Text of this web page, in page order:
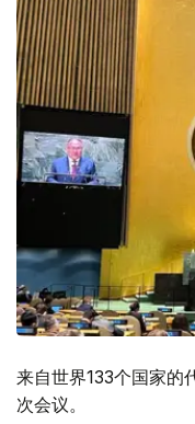
来自世界133个国家的
次会议。